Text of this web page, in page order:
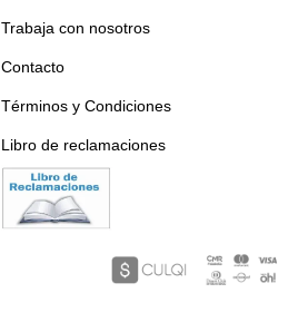
Trabaja con nosotros
Contacto
Términos y Condiciones
Libro de reclamaciones